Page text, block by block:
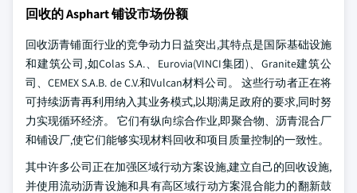
回收的 Asphart 铺设市场份额
回收沥青铺面行业的竞争动力日益突出,其特点是国际基础设施
和建筑公司,如Colas S.A.、Eurovia(VINCI集团)、Granite建筑公
司、CEMEX S.A.B. de C.V.和Vulcan材料公司。 这些行动者正在将
可持续沥青再利用纳入其业务模式,以期满足政府的要求,同时努
力实现循环经济。 它们有纵向综合作业,即聚合物、沥青混合厂
和铺设厂,使它们能够实现材料回收和项目质量控制的一致性。
其中许多公司正在加强区域行动方案设施,建立自己的回收设施,
并使用流动沥青设施和具有高区域行动方案混合能力的翻新鼓